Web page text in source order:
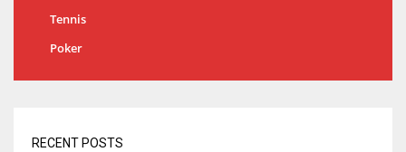
Tennis
Poker
RECENT POSTS